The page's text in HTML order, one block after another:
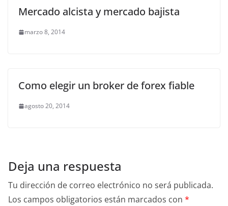
Mercado alcista y mercado bajista
marzo 8, 2014
Como elegir un broker de forex fiable
agosto 20, 2014
Deja una respuesta
Tu dirección de correo electrónico no será publicada.
Los campos obligatorios están marcados con *